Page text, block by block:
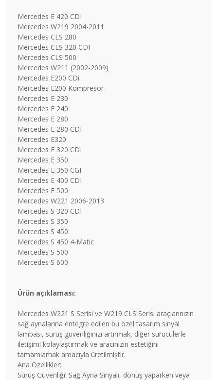
Mercedes E 420 CDI
Mercedes W219 2004-2011
Mercedes CLS 280
Mercedes CLS 320 CDI
Mercedes CLS 500
Mercedes W211 (2002-2009)
Mercedes E200 CDi
Mercedes E200 Kompresör
Mercedes E 230
Mercedes E 240
Mercedes E 280
Mercedes E 280 CDI
Mercedes E320
Mercedes E 320 CDI
Mercedes E 350
Mercedes E 350 CGI
Mercedes E 400 CDI
Mercedes E 500
Mercedes W221 2006-2013
Mercedes S 320 CDI
Mercedes S 350
Mercedes S 450
Mercedes S 450 4-Matic
Mercedes S 500
Mercedes S 600
Ürün açıklaması:
Mercedes W221 S Serisi ve W219 CLS Serisi araçlarınızın
sağ aynalarına entegre edilen bu özel tasarım sinyal
lambası, sürüş güvenliğinizi artırmak, diğer sürücülerle
iletişimi kolaylaştırmak ve aracınızın estetiğini
tamamlamak amacıyla üretilmiştir.
Ana Özellikler:
Sürüş Güvenliği: Sağ Ayna Sinyali, dönüş yaparken veya